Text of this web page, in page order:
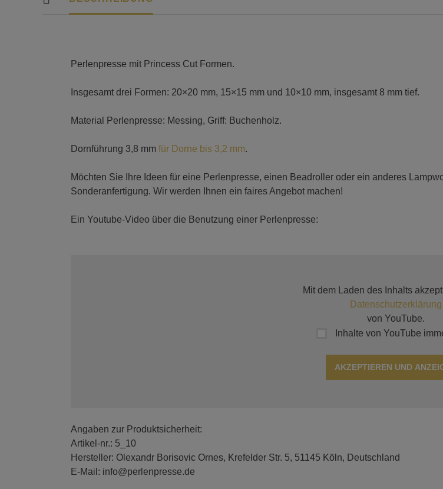
Perlenpresse mit Princess Cut Formen.
Insgesamt drei Formen: 20×20 mm, 15×15 mm und 10×10 mm, insgesamt 8 mm tief.
Material Perlenpresse: Messing, Griff: Buchenholz.
Dornführung 3,8 mm für Dorne bis 3,2 mm.
Möchten Sie Ihre Ideen für eine Perlenpresse, einen Beadroller oder ein anderes
Sonderanfertigung. Wir werden Ihnen ein faires Angebot machen!
Ein Youtube-Video über die Benutzung einer Perlenpresse:
Mit dem Laden des Inhalts
Datenschutzerklärung
von YouTube.
Inhalte von YouTube
AKZEPTIEREN UND
Angaben zur Produktsicherheit:
Artikel-nr.: 5_10
Hersteller: Olexandr Borisovic Ornes, Krefelder Str. 5, 51145 Köln, Deutschland
E-Mail: info@perlenpresse.de